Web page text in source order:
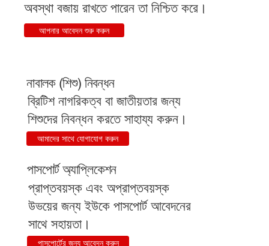
অবস্থা বজায় রাখতে পারেন তা নিশ্চিত করে।
আপনার আবেদন শুরু করুন
নাবালক (শিশু) নিবন্ধন
ব্রিটিশ নাগরিকত্ব বা জাতীয়তার জন্য
শিশুদের নিবন্ধন করতে সাহায্য করুন।
আমাদের সাথে যোগাযোগ করুন
পাসপোর্ট অ্যাপ্লিকেশন
প্রাপ্তবয়স্ক এবং অপ্রাপ্তবয়স্ক
উভয়ের জন্য ইউকে পাসপোর্ট আবেদনের
সাথে সহায়তা।
পাসপোর্টের জন্য আবেদন করুন